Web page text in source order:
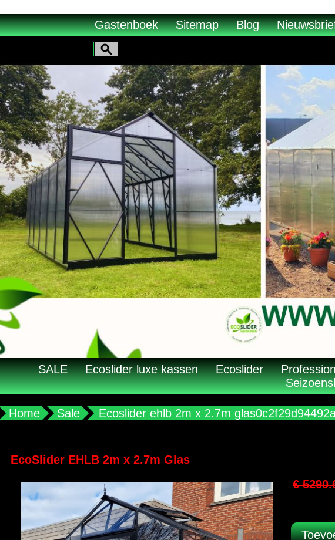
Gastenboek
Sitemap Blog
SALE Ecoslider luxe kassen Ecoslider
Home Sale Ecoslider ehlb 2m x 2.7m
EcoSlider EHLB 2m x 2.7m Glas
€